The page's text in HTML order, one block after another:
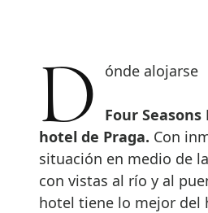
Dónde alojarse
Four
hotel de Praga. Con
situación en medio de
con vistas al río y al
hotel tiene lo mejor del